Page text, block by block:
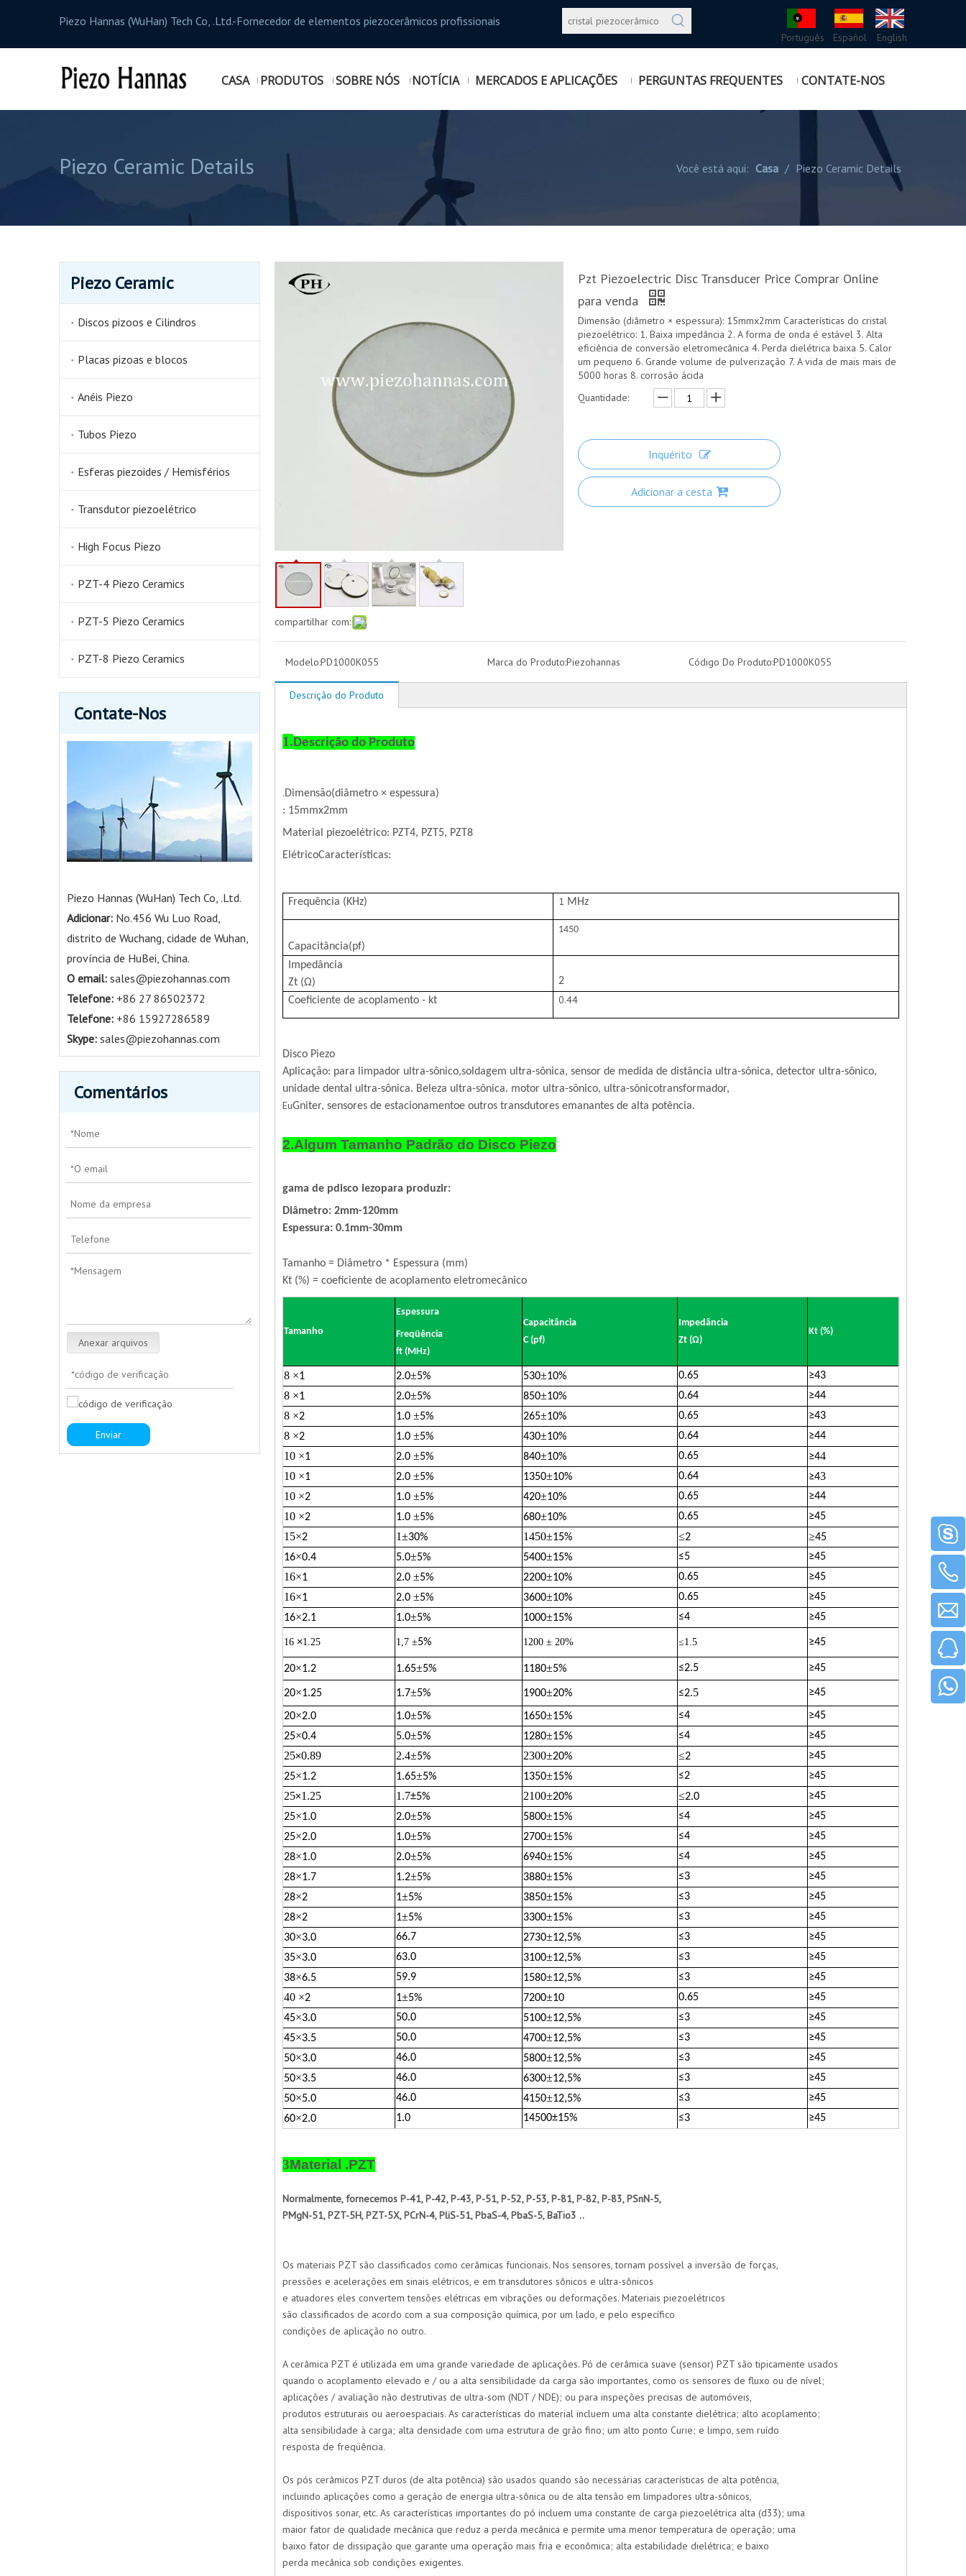
Piezo Hannas (WuHan) Tech Co, .Ltd.-Fornecedor de elementos piezocerâmicos profissionais
Português Español English
CASA PRODUTOS SOBRE NÓS NOTÍCIA MERCADOS E APLICAÇÕES PERGUNTAS FREQUENTES CONTATE-NOS
Piezo Ceramic Details Você está aqui: Casa / Piezo Ceramic Details
Piezo Ceramic
Discos pizoos e Cilindros
Placas pizoas e blocos
Anéis Piezo
Tubos Piezo
Esferas piezoides / Hemisférios
Transdutor piezoelétrico
High Focus Piezo
PZT-4 Piezo Ceramics
PZT-5 Piezo Ceramics
PZT-8 Piezo Ceramics
Contate-Nos
Piezo Hannas (WuHan) Tech Co, .Ltd.
Adicionar: No.456 Wu Luo Road,
distrito de Wuchang, cidade de Wuhan,
província de HuBei, China.
O email: sales@piezohannas.com
Telefone: +86 27 86502372
Telefone: +86 15927286589
Skype: sales@piezohannas.com
Comentários
Anexar arquivos
Enviar
compartilhar com:
Pzt Piezoelectric Disc Transducer Price Comprar Online
para venda
Dimensão (diâmetro × espessura): 15mmx2mm Características do cristal
piezoelétrico: 1. Baixa impedância 2. A forma de onda é estável 3. Alta
eficiência de conversão eletromecânica 4. Perda dielétrica baixa 5. Calor
um pequeno 6. Grande volume de pulverização 7. A vida de mais mais de
5000 horas 8. corrosão ácida
Quantidade:
Inquérito
Adicionar a cesta
Modelo:PD1000K055 Marca do Produto:Piezohannas Código Do Produto:PD1000K055
Descrição do Produto
1.Descrição do Produto
.Dimensão(diâmetro × espessura)
: 15mmx2mm
Material piezoelétrico: PZT4, PZT5, PZT8
ElétricoCaracterísticas:
Frequência (KHz) 1 MHz
Capacitância(pf)
1450
Impedância
Zt (Ω)
2
Coeficiente de acoplamento - kt
0.44
Disco Piezo
Aplicação: para limpador ultra-sônico,soldagem ultra-sônica, sensor de medida de distância ultra-sônica, detector ultra-sônico,
unidade dental ultra-sônica. Beleza ultra-sônica. motor ultra-sônico, ultra-sônicotransformador,
EuGniter, sensores de estacionamentoe outros transdutores emanantes de alta potência.
2.Algum Tamanho Padrão do Disco Piezo
gama de pdisco iezopara produzir:
Diâmetro: 2mm-120mm
Espessura: 0.1mm-30mm
Tamanho = Diâmetro * Espessura (mm)
Kt (%) = coeficiente de acoplamento eletromecânico
Tamanho
Espessura
Freqüência
ft (MHz)
Capacitância
C (pf)
Impedância
Zt (Ω)
Kt (%)
8 ×1 2.0±5% 530±10% 0.65 ≥43
8 ×1 2.0±5% 850±10% 0.64 ≥44
8 ×2 1.0 ±5% 265±10% 0.65 ≥43
8 ×2 1.0 ±5% 430±10% 0.64 ≥44
10 ×1 2.0 ±5% 840±10% 0.65 ≥44
10 ×1 2.0 ±5% 1350±10% 0.64 ≥43
10 ×2 1.0 ±5% 420±10% 0.65 ≥44
10 ×2 1.0 ±5% 680±10% 0.65 ≥45
15×2 1±30% 1450±15% ≤2 ≥45
16×0.4 5.0±5% 5400±15% ≤5 ≥45
16×1 2.0 ±5% 2200±10% 0.65 ≥45
16×1 2.0 ±5% 3600±10% 0.65 ≥45
16×2.1 1.0±5% 1000±15% ≤4 ≥45
16 ×1.25 1,7 ±5% 1200 ± 20% ≤1.5 ≥45
20×1.2 1.65±5% 1180±5% ≤2.5 ≥45
20×1.25 1.7±5% 1900±20% ≤2.5 ≥45
20×2.0 1.0±5% 1650±15% ≤4 ≥45
25×0.4 5.0±5% 1280±15% ≤4 ≥45
25×0.89 2.4±5% 2300±20% ≤2 ≥45
25×1.2 1.65±5% 1350±15% ≤2 ≥45
25×1.25 1.7±5% 2100±20% ≤2.0 ≥45
25×1.0 2.0±5% 5800±15% ≤4 ≥45
25×2.0 1.0±5% 2700±15% ≤4 ≥45
28×1.0 2.0±5% 6940±15% ≤4 ≥45
28×1.7 1.2±5% 3880±15% ≤3 ≥45
28×2 1±5% 3850±15% ≤3 ≥45
28×2 1±5% 3300±15% ≤3 ≥45
30×3.0 66.7 2730±12,5% ≤3 ≥45
35×3.0 63.0 3100±12,5% ≤3 ≥45
38×6.5 59.9 1580±12,5% ≤3 ≥45
40 ×2 1±5% 7200±10 0.65 ≥45
45×3.0 50.0 5100±12,5% ≤3 ≥45
45×3.5 50.0 4700±12,5% ≤3 ≥45
50×3.0 46.0 5800±12,5% ≤3 ≥45
50×3.5 46.0 6300±12,5% ≤3 ≥45
50×5.0 46.0 4150±12,5% ≤3 ≥45
60×2.0 1.0 14500±15% ≤3 ≥45
3Material .PZT
Normalmente, fornecemos P-41, P-42, P-43, P-51, P-52, P-53, P-81, P-82, P-83, PSnN-5,
PMgN-51, PZT-5H, PZT-5X, PCrN-4, PliS-51, PbaS-4, PbaS-5, BaTio3 ..
Os materiais PZT são classificados como cerâmicas funcionais. Nos sensores, tornam possível a inversão de forças,
pressões e acelerações em sinais elétricos, e em transdutores sônicos e ultra-sônicos
e atuadores eles convertem tensões elétricas em vibrações ou deformações. Materiais piezoelétricos
são classificados de acordo com a sua composição química, por um lado, e pelo específico
condições de aplicação no outro.
A cerâmica PZT é utilizada em uma grande variedade de aplicações. Pó de cerâmica suave (sensor) PZT são tipicamente usados
quando o acoplamento elevado e / ou a alta sensibilidade da carga são importantes, como os sensores de fluxo ou de nível;
aplicações / avaliação não destrutivas de ultra-som (NDT / NDE); ou para inspeções precisas de automóveis,
produtos estruturais ou aeroespaciais. As características do material incluem uma alta constante dielétrica; alto acoplamento;
alta sensibilidade à carga; alta densidade com uma estrutura de grão fino; um alto ponto Curie; e limpo, sem ruído
resposta de freqüência.
Os pós cerâmicos PZT duros (de alta potência) são usados ​​quando são necessárias características de alta potência,
incluindo aplicações como a geração de energia ultra-sônica ou de alta tensão em limpadores ultra-sônicos,
dispositivos sonar, etc. As características importantes do pó incluem uma constante de carga piezoelétrica alta (d33); uma
maior fator de qualidade mecânica que reduz a perda mecânica e permite uma menor temperatura de operação; uma
baixo fator de dissipação que garante uma operação mais fria e econômica; alta estabilidade dielétrica; e baixo
perda mecânica sob condições exigentes.